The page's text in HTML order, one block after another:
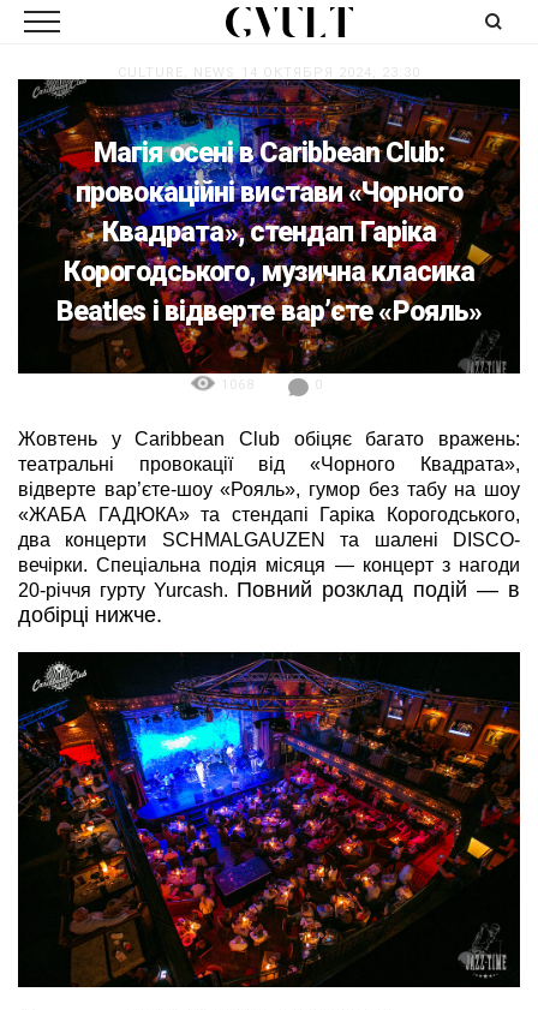
CULTURE , NEWS 14 ОКТЯБРЯ 2024, 23:30
Магія осені в Caribbean Club:
провокаційні вистави «Чорного
Квадрата», стендап Гаріка
Корогодського, музична класика
Beatles і відверте вар’єте «Рояль»
1068 0
Жовтень у Caribbean Club обіцяє багато вражень:
театральні провокації від «Чорного Квадрата»,
відверте вар’єте-шоу «Рояль», гумор без табу на шоу
«ЖАБА ГАДЮКА» та стендапі Гаріка Корогодського,
два концерти SCHMALGAUZEN та шалені DISCO-
вечірки. Спеціальна подія місяця —концерт з нагоди
20-річчя гурту Yurcash. Повний розклад подій — в
добірці нижче.